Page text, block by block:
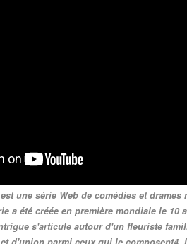
une série Web de comédies et drames
a été créée en première mondiale le 10
s'articule autour d'un fleuriste